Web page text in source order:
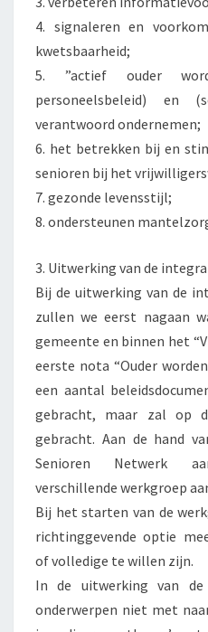
4. signaleren en
kwetsbaarheid;
5. ”actief ouder
personeelsbeleid) en
verantwoord ondernemen;
6. het betrekken bij en
senioren bij het
7. gezonde levensstijl;
8. ondersteunen
3. Uitwerking van de
Bij de uitwerking van de
zullen we eerst nagaan
gemeente en binnen het
eerste nota “Ouder
een aantal
gebracht, maar zal op
gebracht. Aan de hand
Senioren Netwerk
verschillende werkgroep
Bij het starten van de
richtinggevende optie
of volledige te willen zijn.
In de uitwerking van de
onderwerpen niet met